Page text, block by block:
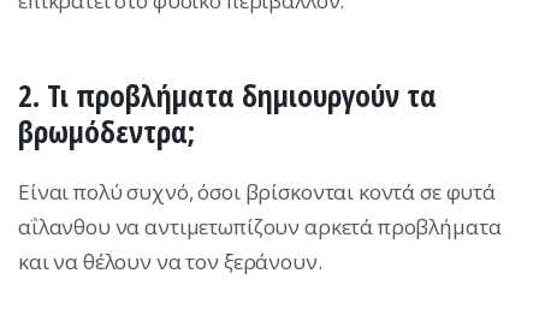
2. Τι προβλήματα δημιουργούν τα
βρωμόδεντρα;
Είναι πολύ συχνό, όσοι βρίσκονται κοντά σε φυτά
αΐλανθου να αντιμετωπίζουν αρκετά προβλήματα
και να θέλουν να τον ξεράνουν.